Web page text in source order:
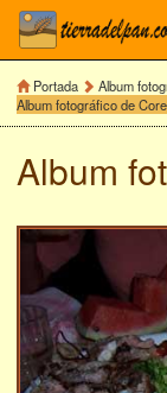
Portada
Album
Album fotográfico de
Album